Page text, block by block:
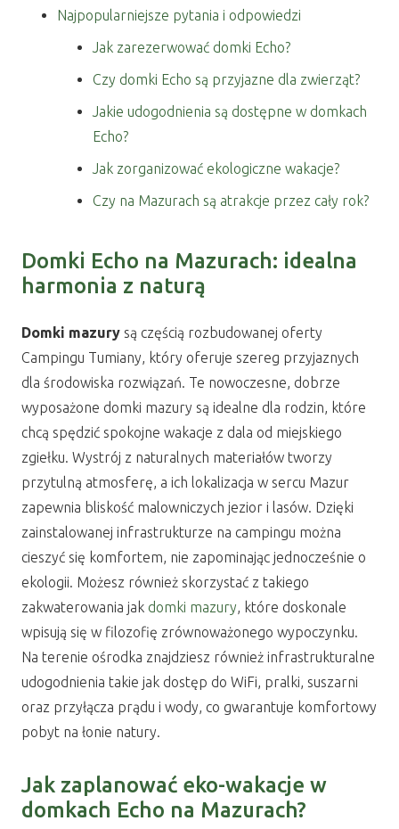
Najpopularniejsze pytania i odpowiedzi
Jak zarezerwować domki Echo?
Czy domki Echo są przyjazne dla zwierząt?
Jakie udogodnienia są dostępne w domkach
Echo?
Jak zorganizować ekologiczne wakacje?
Czy na Mazurach są atrakcje przez cały rok?
Domki Echo na Mazurach: idealna
harmonia z naturą
Domki mazury są częścią rozbudowanej oferty
Campingu Tumiany, który oferuje szereg przyjaznych
dla środowiska rozwiązań. Te nowoczesne, dobrze
wyposażone domki mazury są idealne dla rodzin, które
chcą spędzić spokojne wakacje z dala od miejskiego
zgiełku. Wystrój z naturalnych materiałów tworzy
przytulną atmosferę, a ich lokalizacja w sercu Mazur
zapewnia bliskość malowniczych jezior i lasów. Dzięki
zainstalowanej infrastrukturze na campingu można
cieszyć się komfortem, nie zapominając jednocześnie o
ekologii. Możesz również skorzystać z takiego
zakwaterowania jak domki mazury, które doskonale
wpisują się w filozofię zrównoważonego wypoczynku.
Na terenie ośrodka znajdziesz również infrastrukturalne
udogodnienia takie jak dostęp do WiFi, pralki, suszarni
oraz przyłącza prądu i wody, co gwarantuje komfortowy
pobyt na łonie natury.
Jak zaplanować eko-wakacje w
domkach Echo na Mazurach?